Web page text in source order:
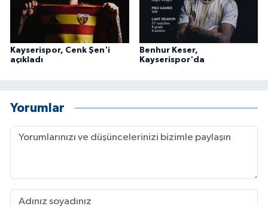
Kayserispor, Cenk Şen'i
açıkladı
Benhur Keser,
Kayserispor'da
Yorumlar